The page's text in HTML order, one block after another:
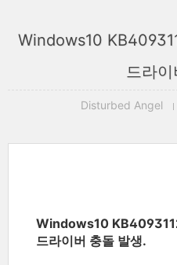
Windows10
드라
Disturbed Angel
Windows10
드라이버 충돌 발생.